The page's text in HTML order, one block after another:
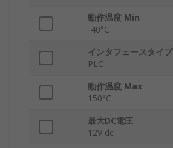
動作温度 Min
-40°C
インタフェースタイプ
PLC
動作温度 Max
150°C
最大DC電圧
12V dc